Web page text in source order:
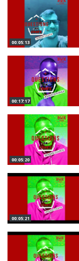
00:05:13
00:17:17
00:05:20
00:05:21